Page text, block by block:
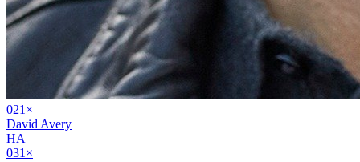
021 ×
David Avery
HA
031 ×